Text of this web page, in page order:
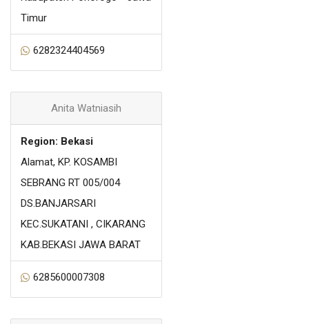
Timur
6282324404569
Anita Watniasih
Region: Bekasi
Alamat, KP. KOSAMBI
SEBRANG RT 005/004
DS.BANJARSARI
KEC.SUKATANI , CIKARANG
KAB.BEKASI JAWA BARAT
6285600007308